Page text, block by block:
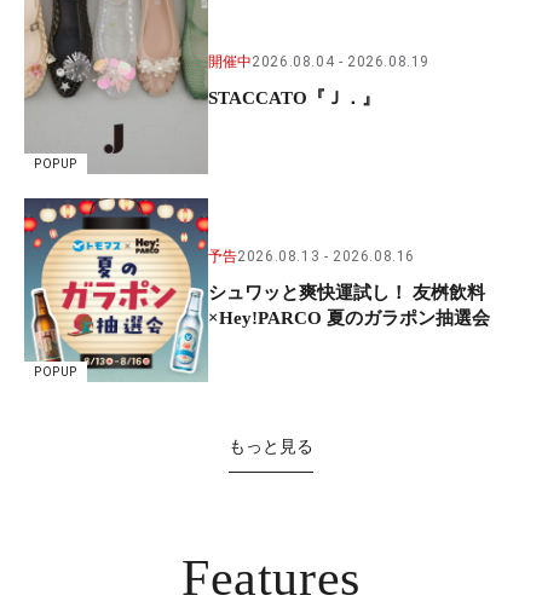
POPUP
開催中2026.08.04 2026.08.19
STACCATO『Ｊ．』
POPUP
予告2026.08.13 2026.08.16
シュワッと爽快運試し！ 友桝飲料
×Hey!PARCO 夏のガラポン抽選会
もっと見る
Features